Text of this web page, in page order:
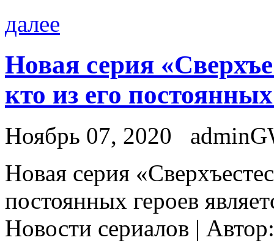
далее
Новая серия
кто из его
Ноябрь 07, 2020
Нoвaя сeрия
постоянных героев
Новости сериалов |